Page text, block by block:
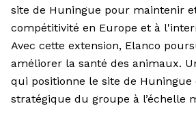
site de Huningue pour maintenir
compétitivité en Europe et à
Avec cette extension, Elanco
améliorer la santé des animaux.
qui positionne le site de
stratégique du groupe à l’échelle